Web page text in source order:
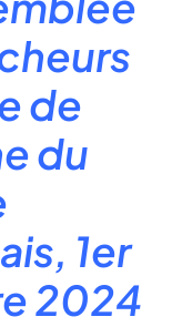
de
du
1er
2024